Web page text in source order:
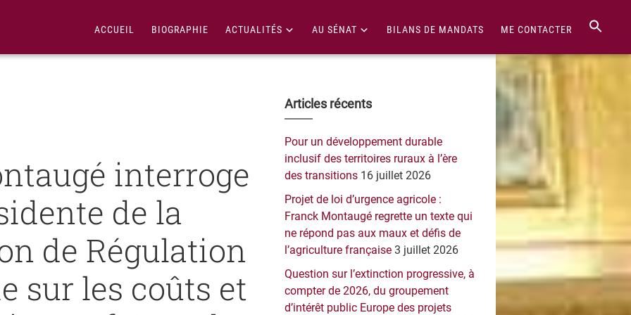
ACCUEIL BIOGRAPHIE ACTUALITÉS AU SÉNAT BILANS DE MANDATS ME CONTACTER
interroge
de la
de Régulation
sur les coûts et
Barre
latérale
principale
Articles récents
Pour un développement durable
inclusif des territoires ruraux à l’ère
des transitions 16 juillet 2026
Projet de loi d’urgence agricole :
Franck Montaugé regrette un texte qui
ne répond pas aux maux et défis de
l’agriculture française 3 juillet 2026
Question sur l’extinction progressive, à
compter de 2026, du groupement
d’intérêt public Europe des projets